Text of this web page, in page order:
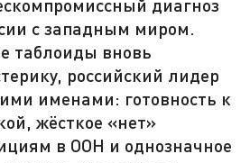
диагноз
с западным миром.
таблоиды вновь
российский лидер
именами: готовность к
жёсткое «нет»
в ООН и однозначное